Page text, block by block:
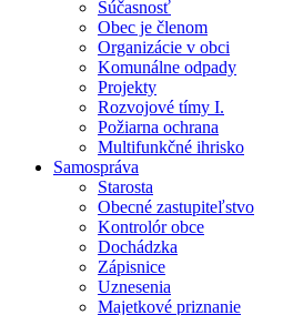
Súčasnosť
Obec je členom
Organizácie v obci
Komunálne odpady
Projekty
Rozvojové tímy I.
Požiarna ochrana
Multifunkčné ihrisko
Samospráva
Starosta
Obecné zastupiteľstvo
Kontrolór obce
Dochádzka
Zápisnice
Uznesenia
Majetkové priznanie